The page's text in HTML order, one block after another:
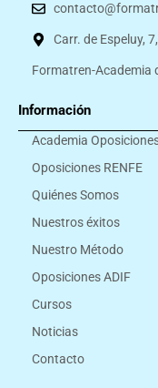
Carr. de Espeluy,
Formatren-Academia
Información
Academia
Oposiciones RENFE
Quiénes Somos
Nuestros éxitos
Nuestro Método
Oposiciones ADIF
Cursos
Noticias
Contacto